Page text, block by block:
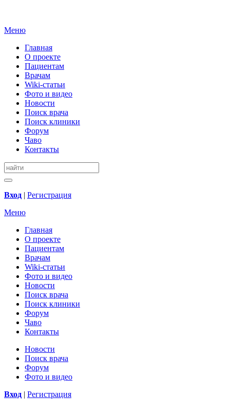
Меню
Главная
О проекте
Пациентам
Врачам
Wiki-статьи
Фото и видео
Новости
Поиск врача
Поиск клиники
Форум
Чаво
Контакты
Вход | Регистрация
Меню
Главная
О проекте
Пациентам
Врачам
Wiki-статьи
Фото и видео
Новости
Поиск врача
Поиск клиники
Форум
Чаво
Контакты
Новости
Поиск врача
Форум
Фото и видео
Вход | Регистрация